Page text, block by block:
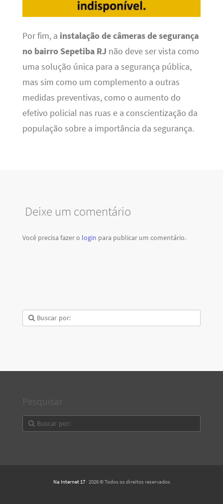
Por fim, a instalação de câmeras de segurança
no bairro Sepetiba RJ não deve ser vista como
uma solução única para a segurança pública,
mas sim como um complemento a outras
medidas preventivas, como o aumento do
efetivo policial nas ruas e a conscientização da
população sobre a importância da segurança.
Deixe um comentário
Você precisa fazer o login para publicar um comentário.
Pesquisar
Na Internet 17· 2026 © Todos os direitos reservados